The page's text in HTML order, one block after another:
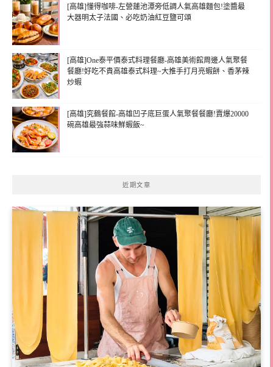
[高雄]懂得咖啡-左營蓮池潭旁低調人氣高雄麵包!塗醬最
大器明太子法國、必吃奶油紅豆鹽可頌
[高雄]One泰平價泰式料理餐廳-高雄美術館周邊人氣聚餐
餐廳!好吃不貴高雄泰式料理~大推手打月亮蝦餅、香茅辣
炒蝦
[高雄]究鶴餐館-高雄凹子底巨蛋人氣聚餐餐廳!賣爆20000
碗高雄最強蒜味鮮蝦飯~
近期文章